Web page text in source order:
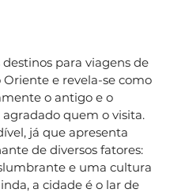
para viagens de
e revela-se como
o antigo e o
quem o visita.
já que apresenta
de diversos fatores:
e uma cultura
a cidade é o lar de